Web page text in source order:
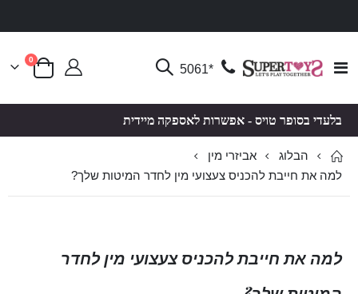
Toggle
*5061 סל קניות
0פריטים
בלעדי בסופר טויס - אפשרות לאספקה מיידית
הבלוג
אביזרי מין
למה את חייבת להכניס צעצועי מין לחדר המיטות שלך?
למה את חייבת להכניס צעצועי מין לחדר